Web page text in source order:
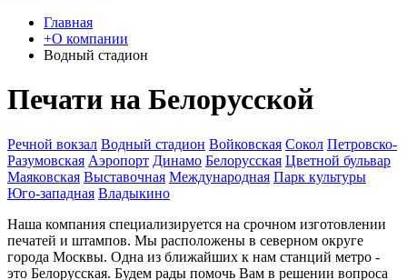
Главная
+О компании
Водный стадион
Печати на Белорусской
Речной вокзал Водный стадион Войковская Сокол Петровско-
Разумовская Аэропорт Динамо Белорусская Цветной бульвар
Маяковская Выставочная Международная Парк культуры
Юго-западная Владыкино
Наша компания специализируется на срочном изготовлении
печатей и штампов. Мы расположены в северном округе
города Москвы. Одна из ближайших к нам станций метро -
это Белорусская. Будем рады помочь Вам в решении вопроса